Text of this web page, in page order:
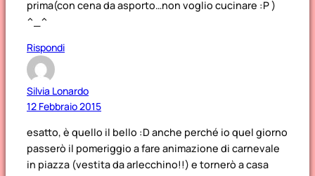
prima(con cena da asporto…non voglio cucinare :P )
^_^
Rispondi
Silvia Lonardo
12 Febbraio 2015
esatto, è quello il bello :D anche perché io quel giorno
passerò il pomeriggio a fare animazione di carnevale
in piazza (vestita da arlecchino!!) e tornerò a casa